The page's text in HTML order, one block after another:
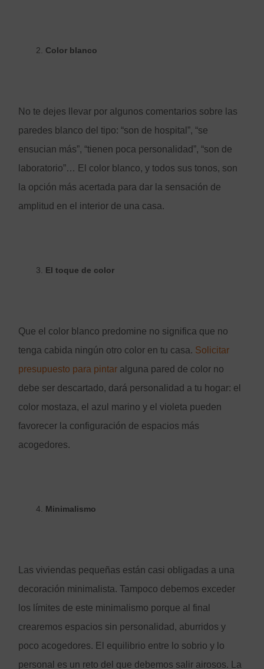
Color blanco
No te dejes llevar por algunos comentarios sobre las
paredes blanco del tipo: “son de hospital”, “se
ensucian más”, “tienen poca personalidad”, “son de
laboratorio”… El color blanco, y todos sus tonos, son
la opción más acertada para dar la sensación de
amplitud en el interior de una casa.
El toque de color
Que el color blanco predomine no significa que no
tenga cabida ningún otro color en tu casa. Solicitar
presupuesto para pintar alguna pared de color no
debe ser descartado, dará personalidad a tu hogar: el
color mostaza, el azul marino y el violeta pueden
favorecer la configuración de espacios más
acogedores.
Minimalismo
Las viviendas pequeñas están casi obligadas a una
decoración minimalista. Tampoco debemos exceder
los límites de este minimalismo porque al final
crearemos espacios sin personalidad, aburridos y
poco acogedores. El equilibrio entre lo sobrio y lo
personal es un reto del que debemos salir airosos. La